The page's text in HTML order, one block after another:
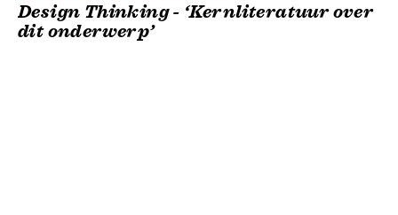
Design Thinking - ‘Kernliteratuur over
dit onderwerp’